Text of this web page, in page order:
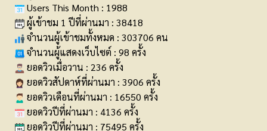
Users This Month : 1988
ผู้เข้าชม 1 ปีที่ผ่านมา : 38418
จำนวนผู้เข้าชมทั้งหมด : 303706 คน
จำนวนผู้แสดงเว็บไซต์ : 98 ครั้ง
ยอดวิวเมื่อวาน : 236 ครั้ง
ยอดวิวสัปดาห์ที่ผ่านมา : 3906 ครั้ง
ยอดวิวเดือนที่ผ่านมา : 16550 ครั้ง
ยอดวิวปีที่ผ่านมา : 4136 ครั้ง
ยอดวิวปีที่ผ่านมา : 75495 ครั้ง